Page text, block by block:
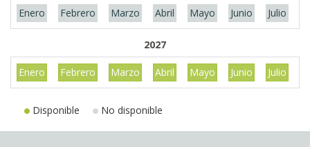
Enero Febrero Marzo Abril Mayo Junio Julio
2027
Enero Febrero Marzo Abril Mayo Junio Julio
Disponible No disponible